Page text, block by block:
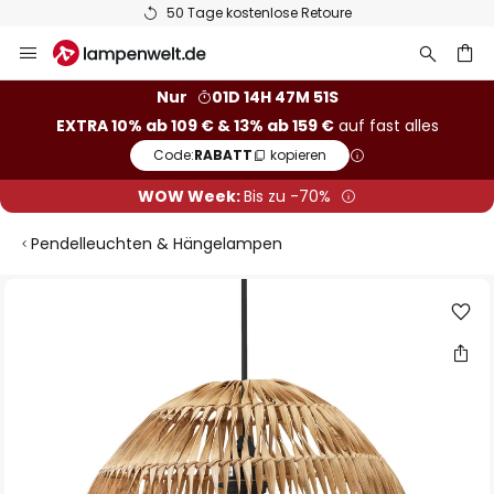
50 Tage kostenlose Retoure
Inhalt
Nur
01D 14H 47M 51S
EXTRA 10% ab 109 € & 13% ab 159 €auf fast alles
Code:RABATT kopieren
WOW Week:Bis zu -70%
Pendelleuchten & Hängelampen